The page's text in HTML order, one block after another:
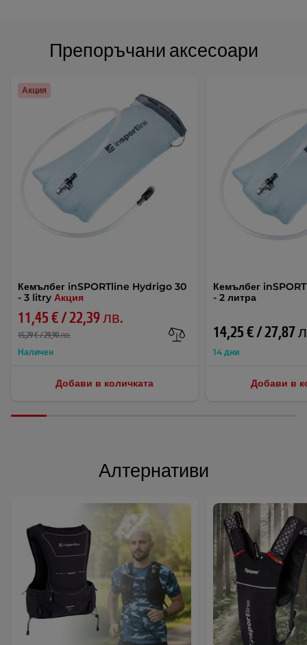
Препоръчани аксесоари
Кемълбег inSPORTline Hydrigo 30
- 3 litry Акция
11,45 € / 22,39 лв.
15,29 € / 29,90 лв.
Наличен
Акция
Добави в количката
Кемълбег
- 2 литра
14,25 € / 27,87
14 дни
Добави в
Алтернативи